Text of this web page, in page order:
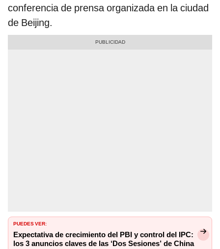
conferencia de prensa organizada en la ciudad
de Beijing.
PUEDES VER:
Expectativa de crecimiento del PBI y control del IPC:
los 3 anuncios claves de las ‘Dos Sesiones’ de China